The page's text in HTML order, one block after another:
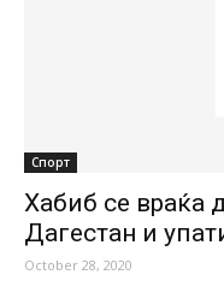
Спорт
Хабиб се враќа
Дагестан и
October 28, 2020